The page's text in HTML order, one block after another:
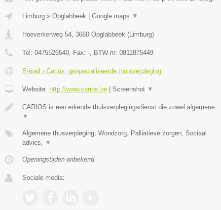
Limburg » Opglabbeek Google maps ▼
Hoeverkerweg 54, 3660 Opglabbeek (Limburg)
Tel: 0475526540, Fax: -, BTW-nr: 0811875449
E-mail › Carios, gespecialiseerde thuisverpleging
Website: http://www.carios.be Screenshot ▼
CARIOS is een erkende thuisverplegingsdienst die zowel algemene
▼
Algemene thusverpleging, Wondzorg, Palliatieve zorgen, Sociaal
advies, ▼
Openingstijden onbekend
Sociale media: